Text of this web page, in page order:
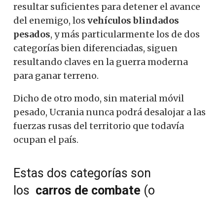
resultar suficientes para detener el avance
del enemigo, los vehículos blindados
pesados, y más particularmente los de dos
categorías bien diferenciadas, siguen
resultando claves en la guerra moderna
para ganar terreno.
Dicho de otro modo, sin material móvil
pesado, Ucrania nunca podrá desalojar a las
fuerzas rusas del territorio que todavía
ocupan el país.
Estas dos categorías son
los carros de combate (o